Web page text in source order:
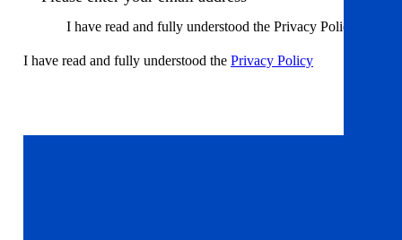
I have read and fully understood the Privacy Policy
I have read and fully understood the Privacy Policy